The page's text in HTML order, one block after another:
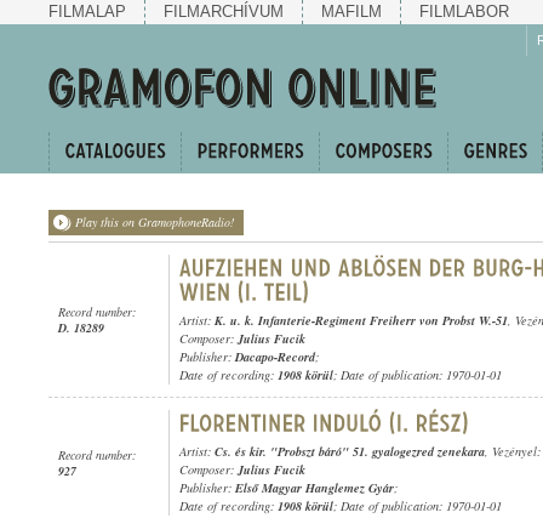
FILMALAP FILMARCHÍVUM MAFILM FILMLABOR
Play this on GramophoneRadio!
Record number:
D. 18289
Artist: K. u. k. Infanterie-Regiment Freiherr von Probst W.-51,
Composer:Julius Fucik
Publisher:Dacapo-Record;
Date of recording: 1908 körül; Date of publication: 1970-01-01
Record number:
927
Artist: Cs. és kir. "Probszt báró" 51. gyalogezred zenekara, Vezényel:
Composer:Julius Fucik
Publisher: Első Magyar Hanglemez Gyár;
Date of recording: 1908 körül; Date of publication: 1970-01-01